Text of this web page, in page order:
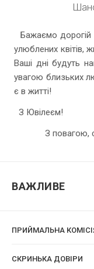
Бажаємо дорогій
улюблених квітів,
Ваші дні будуть
увагою близьких
є в житті!
З Ювілеєм!
З повагою,
ВАЖЛИВЕ
ПРИЙМАЛЬНА
CКРИНЬКА ДОВІРИ